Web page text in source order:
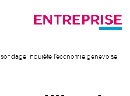
inquiète l’économie genevoise